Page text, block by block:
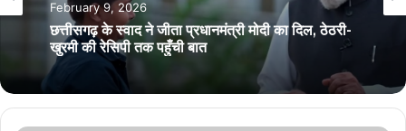
छग/मप्र
February 9, 2026
February 6, 2026
कवर्धा में स्कूली बच्चों का कार पर जानलेवा स्टंटबाज़ी का
वीडियो वायरल